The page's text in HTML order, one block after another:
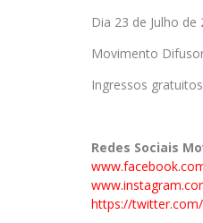
Dia 23 de Julho de
Movimento
Ingressos
Redes Sociais
https://